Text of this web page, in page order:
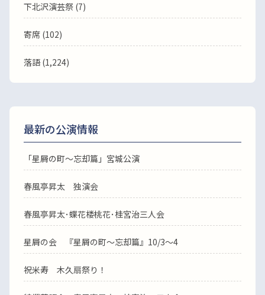
下北沢演芸祭 (7)
寄席 (102)
落語(1,224)
最新の公演情報
「星屑の町～忘却篇」宮城公演
春風亭昇太 独演会
春風亭昇太･蝶花楼桃花･桂宮治三人会
星屑の会 『星屑の町～忘却篇』10/3～4
祝米寿 木久扇祭り！